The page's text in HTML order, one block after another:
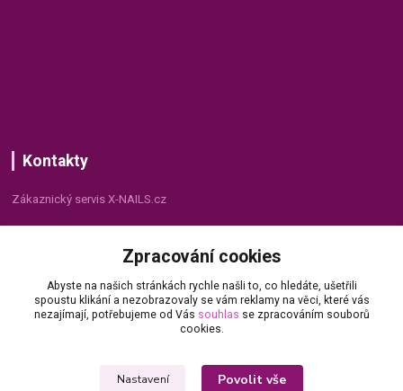
Kontakty
Zákaznický servis X-NAILS.cz
+420 735 055 075
info@x-nails.cz
Zpracování cookies
Abyste na našich stránkách rychle našli to, co hledáte, ušetřili
spoustu klikání a nezobrazovaly se vám reklamy na věci, které vás
nezajímají, potřebujeme od Vás souhlas se zpracováním souborů
cookies.
Nastavení Povolit vše